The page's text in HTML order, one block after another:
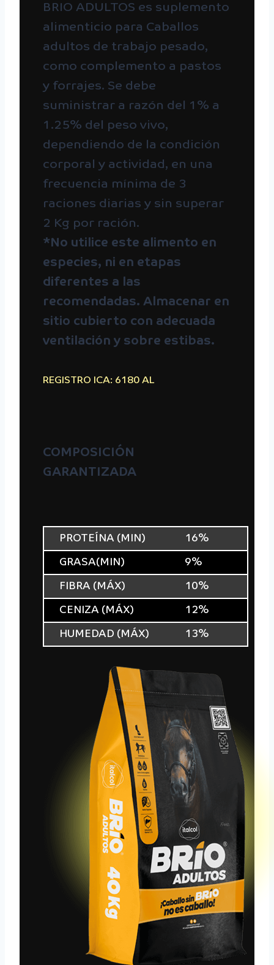
BRIO ADULTOS es suplemento
alimenticio para Caballos
adultos de trabajo pesado,
como complemento a pastos
y forrajes. Se debe
suministrar a razón del 1% a
1.25% del peso vivo,
dependiendo de la condición
corporal y actividad, en una
frecuencia mínima de 3
raciones diarias y sin superar
2 Kg por ración.
*No utilice este alimento en
especies, ni en etapas
diferentes a las
recomendadas. Almacenar en
sitio cubierto con adecuada
ventilación y sobre estibas.
REGISTRO ICA: 6180 AL
COMPOSICIÓN
GARANTIZADA
PROTEÍNA (MIN) 16%
GRASA(MIN) 9%
FIBRA (MÁX) 10%
CENIZA (MÁX) 12%
HUMEDAD (MÁX) 13%